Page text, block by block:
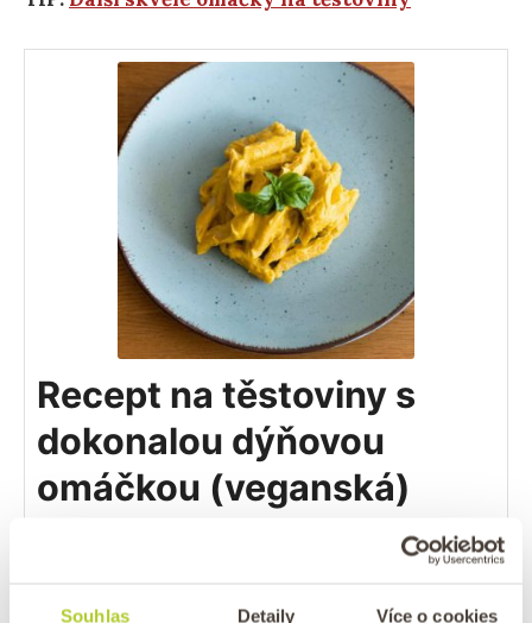
Souhlas Detaily Více o cookies
Recept na těstoviny s
dokonalou dýňovou
omáčkou (veganská)
Sháníte nový recept, ve kterém spotřebujete
přemnožené dýně? Zkuste tuto dokonalou